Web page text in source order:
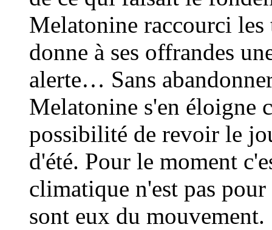
Melatonine raccourci
donne à ses offrandes
alerte… Sans
Melatonine s'en éloigne
possibilité de revoir le
d'été. Pour le moment
climatique n'est pas
sont eux du mouvement.